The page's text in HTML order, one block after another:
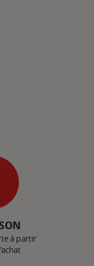
à partir